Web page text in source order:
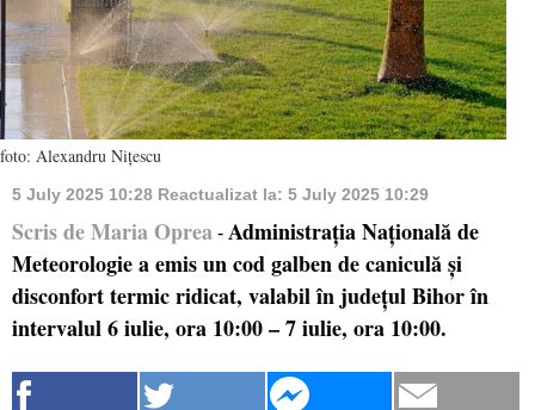
foto: Alexandru Nițescu
5 July 2025 10:28 Reactualizat la: 5 July 2025 10:29
Scris de Maria Oprea - Administrația Națională de
Meteorologie a emis un cod galben de caniculă și
disconfort termic ridicat, valabil în județul Bihor în
intervalul 6 iulie, ora 10:00 – 7 iulie, ora 10:00.